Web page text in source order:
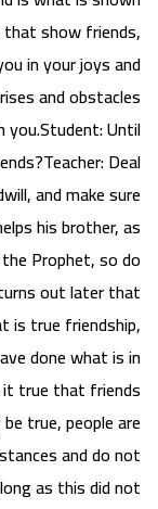
show friends,
in your joys and
and obstacles
Until
Deal
and make sure
his brother, as
Prophet, so do
out later that
is true friendship,
done what is in
it true that friends
true, people are
and do not
as this did not